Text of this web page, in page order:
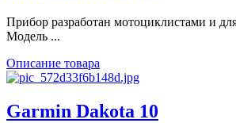
Прибор разработан мотоциклистами и
Модель ...
Описание товара
Garmin Dakota 10